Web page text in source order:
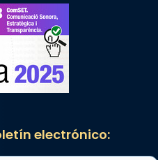
electrónico: